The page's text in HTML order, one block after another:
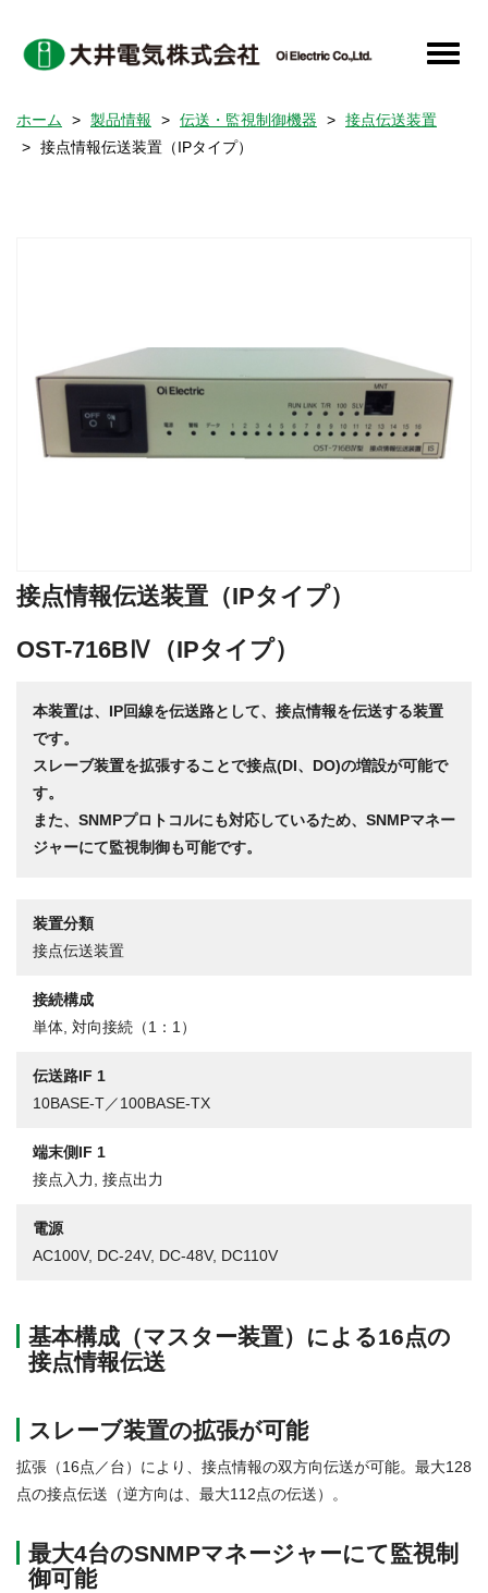
Toggle
ホーム 製品情報 伝送・監視制御機器
接点伝送装置
接点情報伝送装置（IPタイプ）
接点情報伝送装置（IPタイプ）
OST-716BⅣ（IPタイプ）
本装置は、IP回線を伝送路として、接点情報を伝送する装置
です。
スレーブ装置を拡張することで接点(DI、DO)の増設が可能で
す。
また、SNMPプロトコルにも対応しているため、SNMPマネー
ジャーにて監視制御も可能です。
装置分類
接点伝送装置
接続構成
単体, 対向接続（1：1）
伝送路IF 1
10BASE-T／100BASE-TX
端末側IF 1
接点入力,
接点出力
電源
AC100V, DC-24V, DC-48V, DC110V
基本構成（マスター装置）による16点の
接点情報伝送
スレーブ装置の拡張が可能
拡張（16点／台）により、接点情報の双方向伝送が可能。最大128
点の接点伝送（逆方向は、最大112点の伝送）。
最大4台のSNMPマネージャーにて監視制
御可能